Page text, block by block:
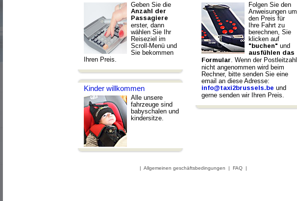
Geben Sie die
Anzahl der
Passagiere
erster, dann
wählen Sie Ihr
Reiseziel im
Scroll-Menü und
Sie bekommen
Ihren Preis.
Kinder willkommen
Alle unsere
fahrzeuge sind
babyschalen und
kindersitze.
Folgen Sie den
Anweisungen um
den Preis für
Ihre Fahrt zu
berechnen, Sie
klicken auf
"buchen" und
ausfühlen das
Formular . Wenn der Postleitzahl
nicht angenommen wird beim
Rechner, bitte senden Sie eine
email an diese Adresse:
info@taxi2brussels.be und
gerne senden wir Ihren Preis.
| Allgemeinen geschäftsbedingungen | FAQ|